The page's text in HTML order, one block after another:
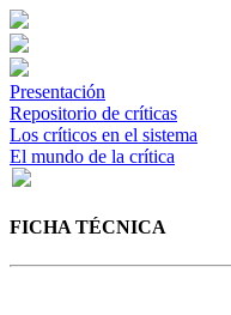
Presentación
Repositorio de críticas
Los críticos en el sistema
El mundo de la crítica
FICHA TÉCNICA